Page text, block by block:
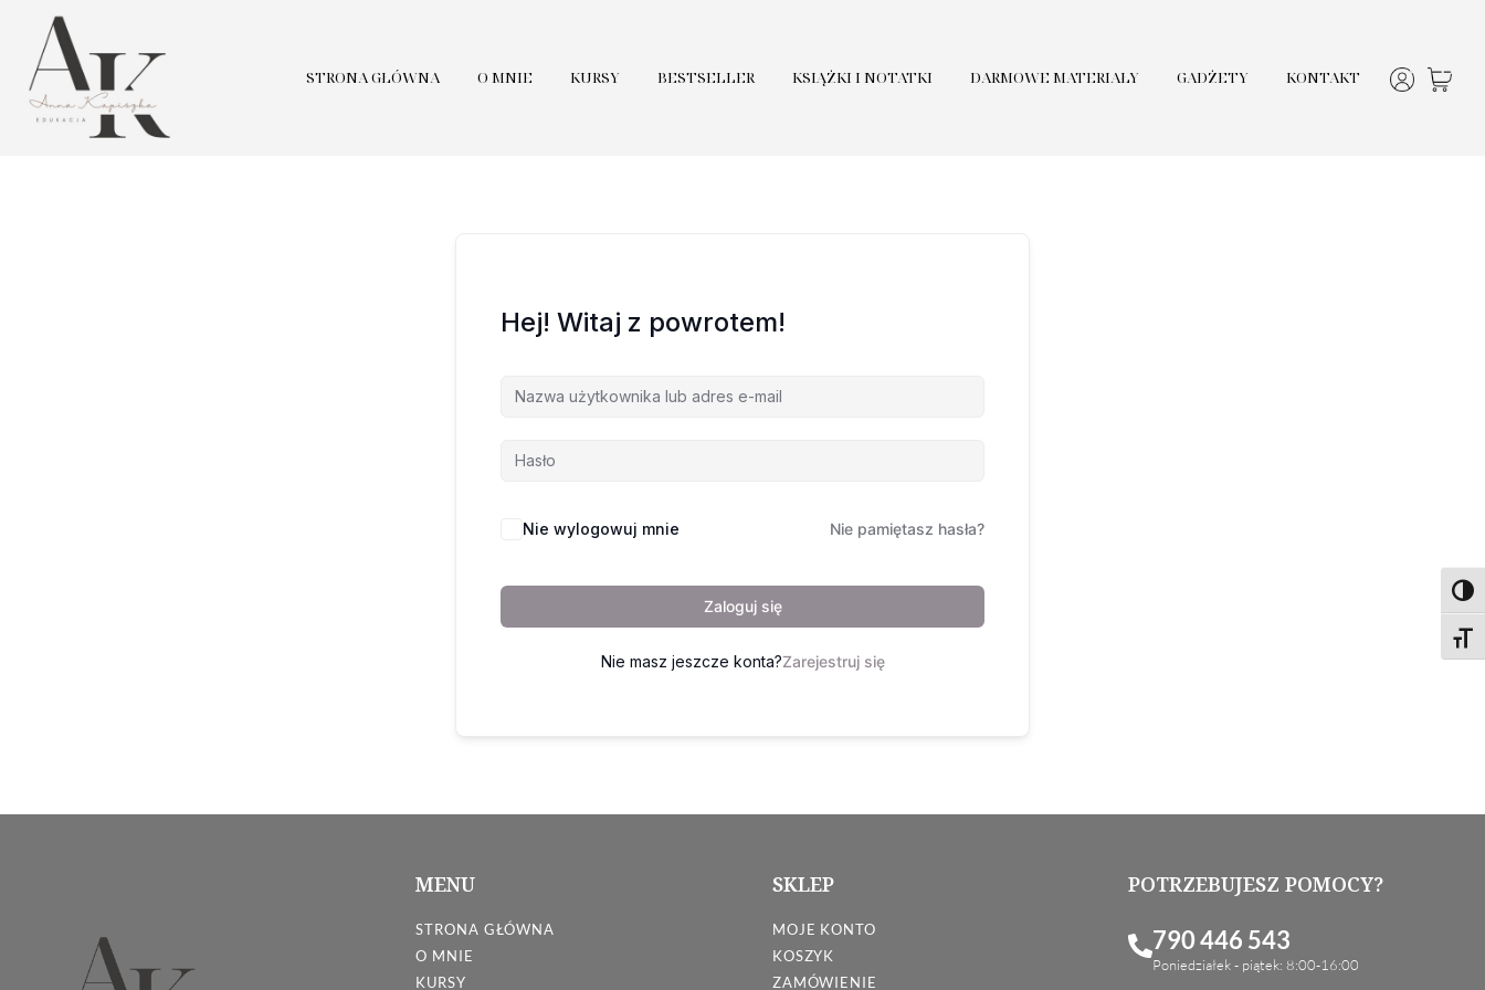
STRONA GŁÓWNA O MNIE KURSY BESTSELLER KSIĄŻKI I NOTATKI DARMOWE MATERIAŁY GADŻETY KONTAKT
Hej! Witaj z powrotem!
Nie wylogowuj mnie Nie pamiętasz hasła?
Zaloguj się
Nie masz jeszcze konta?Zarejestruj się
MENU
STRONA GŁÓWNA
O MNIE
KURSY
SKLEP
MOJE KONTO
KOSZYK
ZAMÓWIENIE
POTRZEBUJESZ POMOCY?
790 446 543
Poniedziałek - piątek: 8:00-16:00